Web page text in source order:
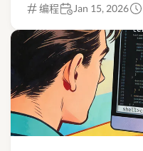
编程 Jan 15, 2026